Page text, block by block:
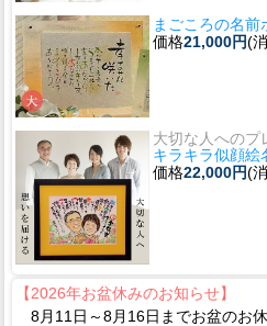
まごころの名
価格21,000円(
大切な人へのプ
キラキラ似顔絵
価格22,000円(
【2026年お盆休みのお知らせ】
8月11日～8月16日までお盆のお